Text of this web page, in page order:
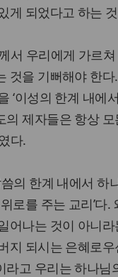
게 되었다고 하는
서 우리에게 가르
것을 기뻐해야 한
‘이성의 한계 내에
의 제자들은 항상
다.
의 한계 내에서 하
로를 주는 교리’다
어나는 것이 아니
지 되시는 은혜로
라고 우리는 하나님